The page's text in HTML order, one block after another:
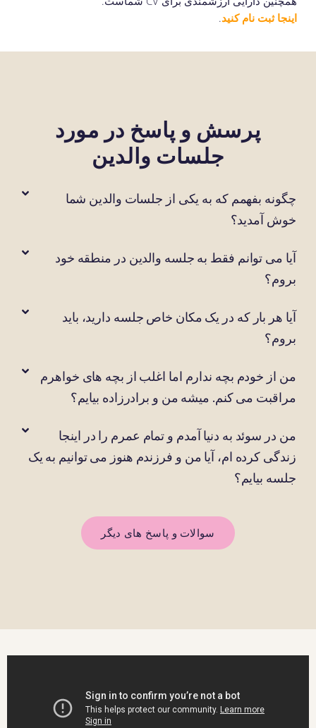
اینجا ثبت نام کنید.
پرسش و پاسخ در مورد
جلسات والدین
چگونه بفهمم که به یکی از جلسات والدین شما
خوش آمدید؟
آیا می توانم فقط به جلسه والدین در منطقه خود
بروم؟
آیا هر بار که در یک مکان خاص جلسه دارید، باید
بروم؟
من از خودم بچه ندارم اما اغلب از بچه های خواهرم
مراقبت می کنم. میشه من و برادرزاده بیایم؟
من در سوئد به دنیا آمدم و تمام عمرم را در اینجا
زندگی کرده ام، آیا من و فرزندم هنوز می توانیم به یک
جلسه بیایم؟
سوالات و پاسخ های دیگر